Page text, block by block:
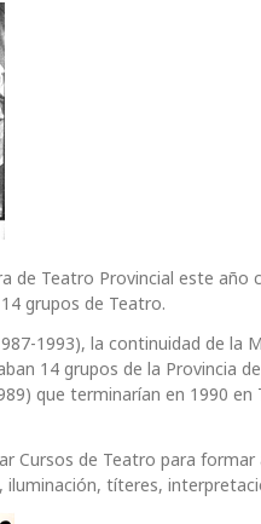
de Teatro Provincial este año
grupos de Teatro.
1993), la continuidad de la
14 grupos de la Provincia
que terminarían en 1990
de Teatro para formar
iluminación, títeres,